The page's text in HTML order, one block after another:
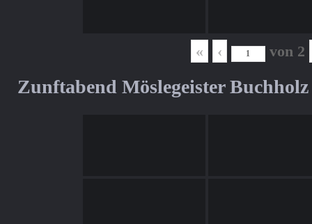
« ‹ von 2
Zunftabend Möslegeister Buchholz